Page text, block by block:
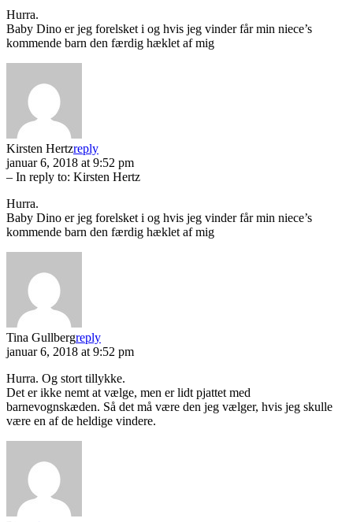
Hurra.
Baby Dino er jeg forelsket i og hvis jeg vinder får min niece’s
kommende barn den færdig hæklet af mig
Kirsten Hertzreply
januar 6, 2018 at 9:52 pm
– In reply to: Kirsten Hertz
Hurra.
Baby Dino er jeg forelsket i og hvis jeg vinder får min niece’s
kommende barn den færdig hæklet af mig
Tina Gullbergreply
januar 6, 2018 at 9:52 pm
Hurra. Og stort tillykke.
Det er ikke nemt at vælge, men er lidt pjattet med
barnevognskæden. Så det må være den jeg vælger, hvis jeg skulle
være en af de heldige vindere.